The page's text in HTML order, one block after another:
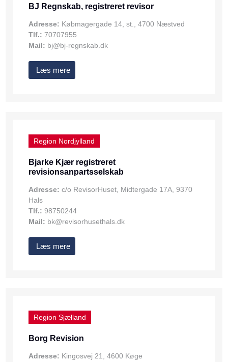
BJ Regnskab, registreret revisor
Adresse: Købmagergade 14, st., 4700 Næstved
Tlf.: 70707955
Mail: bj@bj-regnskab.dk
Læs mere
Region Nordjylland
Bjarke Kjær registreret
revisionsanpartsselskab
Adresse: c/o RevisorHuset, Midtergade 17A, 9370
Hals
Tlf.: 98750244
Mail: bk@revisorhusethals.dk
Læs mere
Region Sjælland
Borg Revision
Adresse: Kingosvej 21, 4600 Køge